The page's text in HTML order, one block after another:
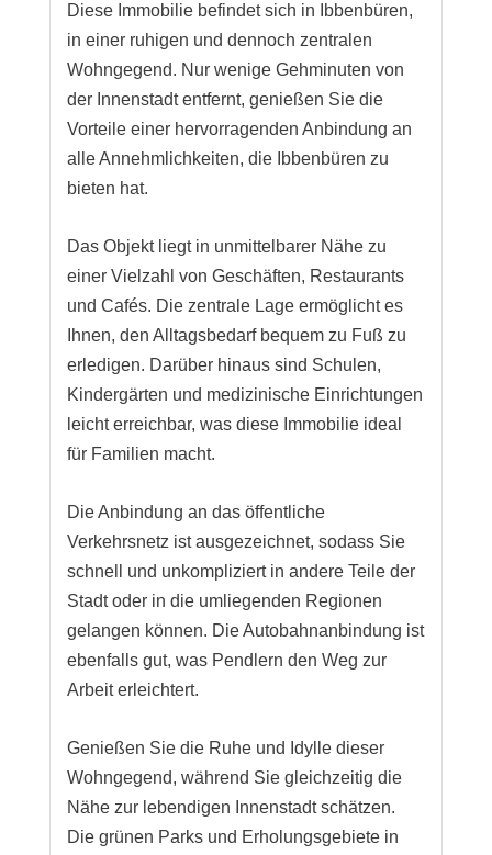
Diese Immobilie befindet sich in Ibbenbüren,
in einer ruhigen und dennoch zentralen
Wohngegend. Nur wenige Gehminuten von
der Innenstadt entfernt, genießen Sie die
Vorteile einer hervorragenden Anbindung an
alle Annehmlichkeiten, die Ibbenbüren zu
bieten hat.
Das Objekt liegt in unmittelbarer Nähe zu
einer Vielzahl von Geschäften, Restaurants
und Cafés. Die zentrale Lage ermöglicht es
Ihnen, den Alltagsbedarf bequem zu Fuß zu
erledigen. Darüber hinaus sind Schulen,
Kindergärten und medizinische Einrichtungen
leicht erreichbar, was diese Immobilie ideal
für Familien macht.
Die Anbindung an das öffentliche
Verkehrsnetz ist ausgezeichnet, sodass Sie
schnell und unkompliziert in andere Teile der
Stadt oder in die umliegenden Regionen
gelangen können. Die Autobahnanbindung ist
ebenfalls gut, was Pendlern den Weg zur
Arbeit erleichtert.
Genießen Sie die Ruhe und Idylle dieser
Wohngegend, während Sie gleichzeitig die
Nähe zur lebendigen Innenstadt schätzen.
Die grünen Parks und Erholungsgebiete in